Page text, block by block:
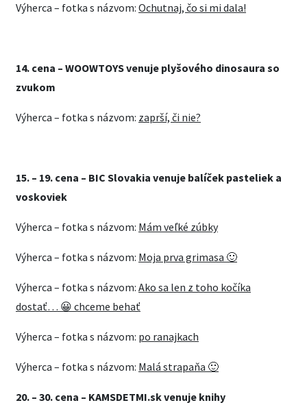
Výherca – fotka s názvom: Ochutnaj, čo si mi dala!
14. cena – WOOWTOYS venuje plyšového dinosaura so
zvukom
Výherca – fotka s názvom: zaprší, či nie?
15. – 19. cena – BIC Slovakia venuje balíček pasteliek a
voskoviek
Výherca – fotka s názvom: Mám veľké zúbky
Výherca – fotka s názvom: Moja prva grimasa 🙂
Výherca – fotka s názvom: Ako sa len z toho kočíka
dostať… 😀 chceme behať
Výherca – fotka s názvom: po ranajkach
Výherca – fotka s názvom: Malá strapaňa 🙂
20. – 30. cena – KAMSDETMI.sk venuje knihy